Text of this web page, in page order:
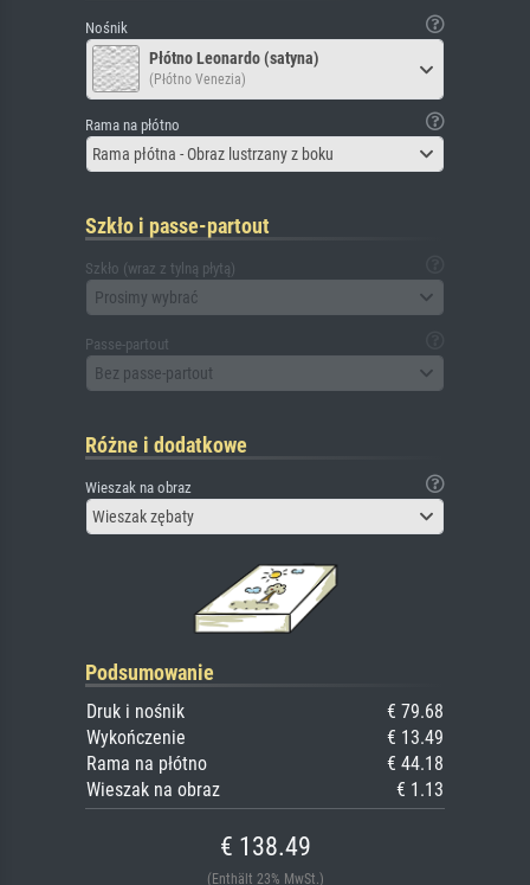
Nośnik
Płótno Leonardo (satyna)
(Płótno Venezia)
Rama na płótno
Rama płótna - Obraz lustrzany z boku
Szkło i passe-partout
Szkło (wraz z tylną płytą)
Prosimy wybrać
Passe-partout
Bez passe-partout
Różne i dodatkowe
Wieszak na obraz
Wieszak zębaty
Podsumowanie
Druk i nośnik
€ 79.68
Wykończenie
€ 13.49
Rama na płótno
€ 44.18
Wieszak na obraz
€ 1.13
€ 138.49
(Enthält 23% MwSt.)